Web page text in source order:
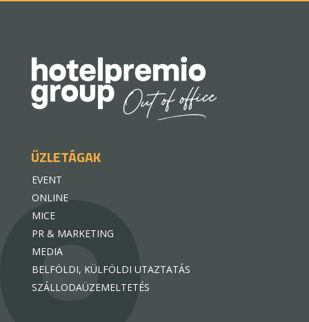
ÜZLETÁGAK
EVENT
ONLINE
MICE
PR & MARKETING
MEDIA
BELFÖLDI, KÜLFÖLDI UTAZTATÁS
SZÁLLODAÜZEMELTETÉS